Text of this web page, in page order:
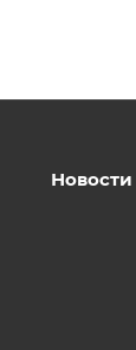
Новости